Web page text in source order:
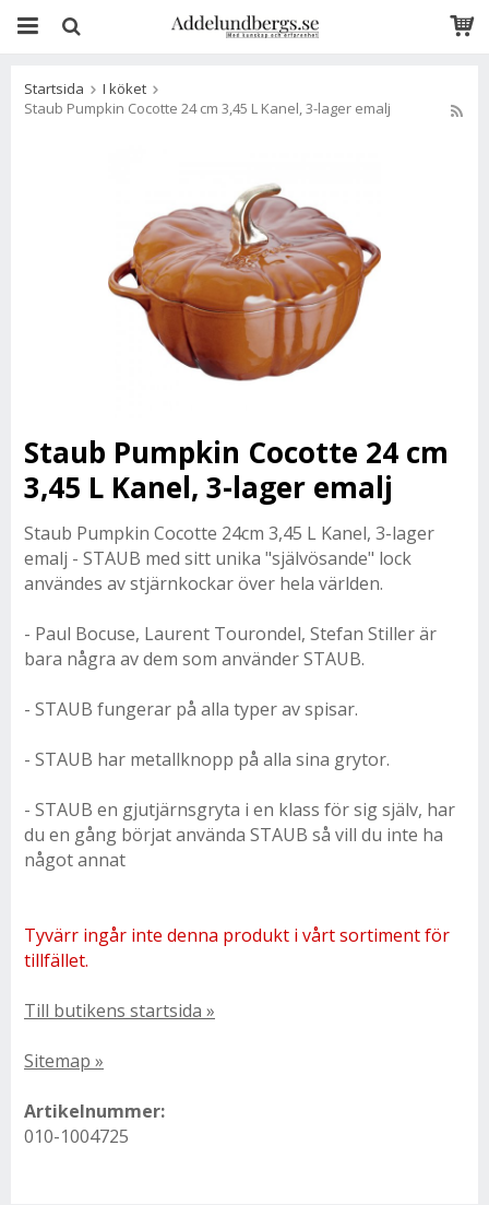
Startsida
I köket
Staub Pumpkin Cocotte 24 cm 3,45 L Kanel, 3-lager emalj
Staub Pumpkin Cocotte 24 cm
3,45 L Kanel, 3-lager emalj
Staub Pumpkin Cocotte 24cm 3,45 L Kanel, 3-lager
emalj - STAUB med sitt unika "självösande" lock
användes av stjärnkockar över hela världen.
- Paul Bocuse, Laurent Tourondel, Stefan Stiller är
bara några av dem som använder STAUB.
- STAUB fungerar på alla typer av spisar.
- STAUB har metallknopp på alla sina grytor.
- STAUB en gjutjärnsgryta i en klass för sig själv, har
du en gång börjat använda STAUB så vill du inte ha
något annat
Tyvärr ingår inte denna produkt i vårt sortiment för
tillfället.
Till butikens startsida »
Sitemap »
Artikelnummer:
010-1004725